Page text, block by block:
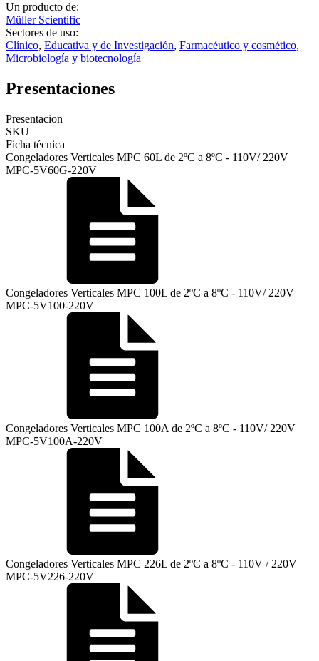
Un producto de:
Müller Scientific
Sectores de uso:
Clínico, Educativa y de Investigación, Farmacéutico y cosmético,
Microbiología y biotecnología
Presentaciones
Presentacion
SKU
Ficha técnica
Congeladores Verticales MPC 60L de 2ºC a 8ºC - 110V/ 220V
MPC-5V60G-220V
Congeladores Verticales MPC 100L de 2ºC a 8ºC - 110V/ 220V
MPC-5V100-220V
Congeladores Verticales MPC 100A de 2ºC a 8ºC - 110V/ 220V
MPC-5V100A-220V
Congeladores Verticales MPC 226L de 2ºC a 8ºC - 110V / 220V
MPC-5V226-220V